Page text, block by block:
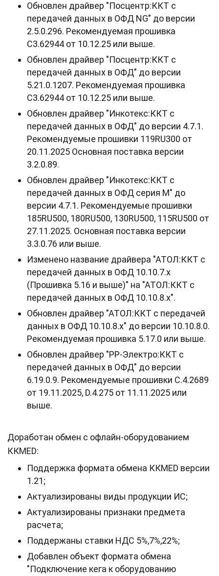
Обновлен драйвер "Посцентр:ККТ с
передачей данных в ОФД NG" до версии
2.5.0.296. Рекомендуемая прошивка
С3.62944 от 10.12.25 или выше.
Обновлен драйвер "Посцентр:ККТ с
передачей данных в ОФД" до версии
5.21.0.1207. Рекомендуемая прошивка
С3.62944 от 10.12.25 или выше.
Обновлен драйвер "Инкотекс:ККТ с
передачей данных в ОФД" до версии 4.7.1.
Рекомендуемые прошивки 119RU300 от
20.11.2025 Основная поставка версии
3.2.0.89.
Обновлен драйвер "Инкотекс:ККТ с
передачей данных в ОФД серия М" до
версии 4.7.1. Рекомендуемые прошивки
185RU500, 180RU500, 130RU500, 115RU500 от
27.11.2025. Основная поставка версии
3.3.0.76 или выше.
Изменено название драйвера "АТОЛ:ККТ с
передачей данных в ОФД 10.10.7.х
(Прошивка 5.16 и выше)" на "АТОЛ:ККТ с
передачей данных в ОФД 10.10.8.х".
Обновлен драйвер "АТОЛ:ККТ с передачей
данных в ОФД 10.10.8.х" до версии 10.10.8.0.
Рекомендуемая прошивка 5.17.0 или выше.
Обновлен драйвер "РР-Электро:ККТ с
передачей данных в ОФД" до версии
6.19.0.9. Рекомендуемые прошивки C.4.2689
от 19.11.2025, D.4.275 от 11.11.2025 или
выше.
Доработан обмен с офлайн-оборудованием
ККМED:
Поддержка формата обмена ККМED версии
1.21;
Актуализированы виды продукции ИС;
Актуализированы признаки предмета
расчета;
Поддержаны ставки НДС 5%,7%,22%;
Добавлен объект формата обмена
"Подключение кега к оборудованию